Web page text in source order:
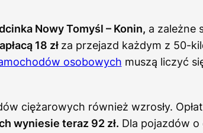
Nowy Tomyśl – Konin, a zależne
18 zł za przejazd każdym z 50-
osobowych muszą liczyć
ciężarowych również wzrosły.
wyniesie teraz 92 zł. Dla pojazdów o